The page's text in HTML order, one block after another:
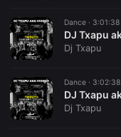
Dance · 3:01:38
Dj Txapu
Dance · 3:02:38
Dj Txapu